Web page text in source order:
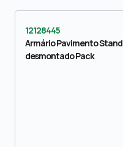
12128445
Armário Pavimento
desmontado Pack